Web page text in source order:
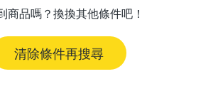
商品嗎？換換其他條件吧！
清除條件再搜尋